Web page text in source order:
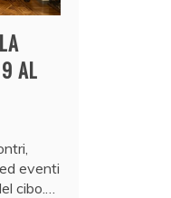
AL
eventi
cibo.…